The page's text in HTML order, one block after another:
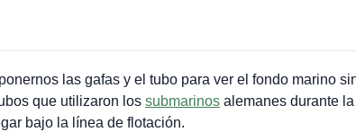
las gafas y el tubo para ver el fondo marino
que utilizaron los submarinosalemanes durante
bajo la línea de flotación.